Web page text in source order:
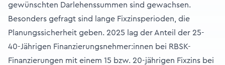
gewünschten Darlehenssummen sind gewachsen.
Besonders gefragt sind lange Fixzinsperioden, die
Planungssicherheit geben. 2025 lag der Anteil der 25-
40-Jährigen Finanzierungsnehmer:innen bei RBSK-
Finanzierungen mit einem 15 bzw. 20-jährigen Fixzins bei